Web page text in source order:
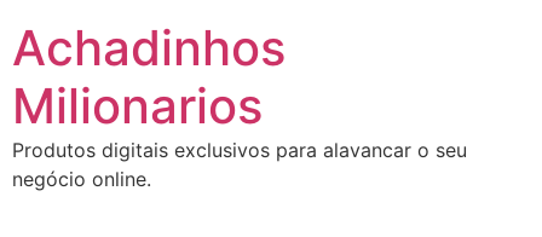
para
conteúdo
Achadinhos
Milionarios
Produtos digitais exclusivos para alavancar o seu
negócio online.